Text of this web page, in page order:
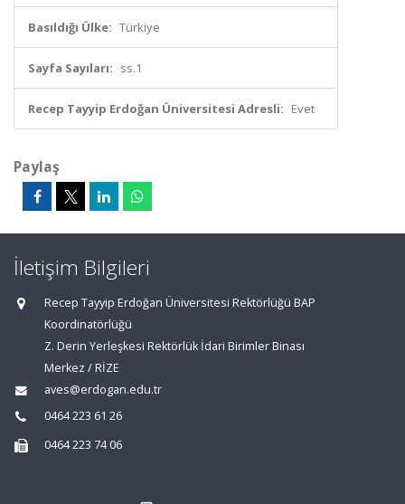
Basıldığı Ülke: Türkiye
Sayfa Sayıları: ss.1
Recep Tayyip Erdoğan Üniversitesi Adresli: Evet
Paylaş
İletişim Bilgileri
Recep Tayyip Erdoğan Üniversitesi Rektörlüğü BAP
Koordinatörlüğü
Z. Derin Yerleşkesi Rektörlük İdari Birimler Binası
Merkez / RİZE
aves@erdogan.edu.tr
0464 223 61 26
0464 223 74 06